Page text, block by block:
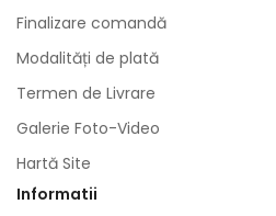
Finalizare comandă
Modalități de plată
Termen de Livrare
Galerie Foto-Video
Hartă Site
Informatii